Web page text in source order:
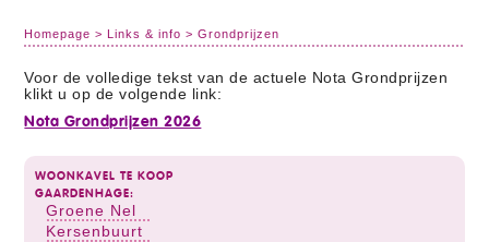
Homepage > Links & info >Grondprijzen
Voor de volledige tekst van de actuele Nota Grondprijzen
klikt u op de volgende link:
Nota Grondprijzen 2026
WOONKAVEL TE KOOP
GAARDENHAGE:
Groene Nel
Kersenbuurt